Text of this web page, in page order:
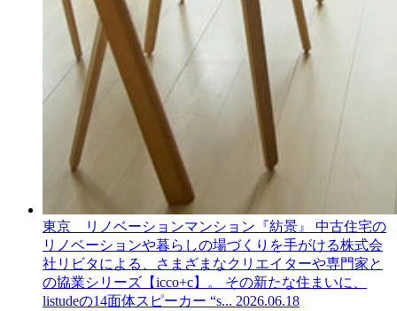
東京 リノベーションマンション『紡景』
中古住宅の
リノベーションや暮らしの場づくりを手がける株式会
社リビタによる、さまざまなクリエイターや専門家と
の協業シリーズ【icco+c】。 その新たな住まいに、
listudeの14面体スピーカー “s... 2026.06.18